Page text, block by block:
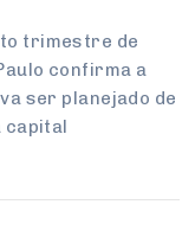
trimestre de
confirma a
ser planejado de
capital